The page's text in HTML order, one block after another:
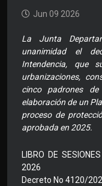
Jun 09 2026
La Junta
unanimidad el
Intendencia, que
urbanizaciones,
cinco padrones
elaboración de un
proceso de
aprobada en 2025.
LIBRO DE
2026
Decreto No 4120/